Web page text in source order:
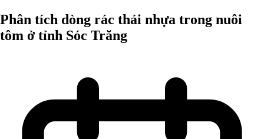
Phân tích dòng rác thải nhựa trong nuôi
tôm ở tỉnh Sóc Trăng